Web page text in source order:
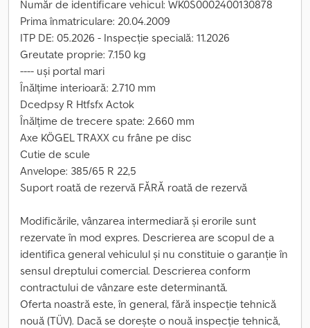
Număr de identificare vehicul: WK0S0002400130878
Prima înmatriculare: 20.04.2009
ITP DE: 05.2026 - Inspecție specială: 11.2026
Greutate proprie: 7.150 kg
---- uși portal mari
Înălțime interioară: 2.710 mm
Dcedpsy R Htfsfx Actok
Înălțime de trecere spate: 2.660 mm
Axe KÖGEL TRAXX cu frâne pe disc
Cutie de scule
Anvelope: 385/65 R 22,5
Suport roată de rezervă FĂRĂ roată de rezervă
Modificările, vânzarea intermediară și erorile sunt
rezervate în mod expres. Descrierea are scopul de a
identifica general vehiculul și nu constituie o garanție în
sensul dreptului comercial. Descrierea conform
contractului de vânzare este determinantă.
Oferta noastră este, în general, fără inspecție tehnică
nouă (TÜV). Dacă se dorește o nouă inspecție tehnică,